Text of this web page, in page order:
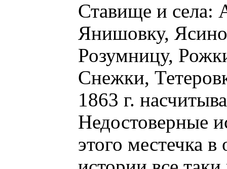
Ставище и села:
Янишовку,
Розумницу,
Снежки,
1863 г.
Недостоверные
этого местечка